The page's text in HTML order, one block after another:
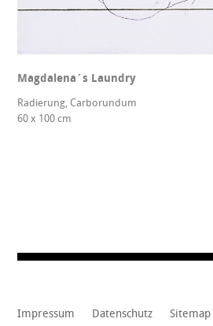
Magdalena´s Laundry
Radierung, Carborundum
60 x 100 cm
Impressum Datenschutz Sitemap